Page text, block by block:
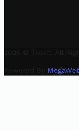
2025 © Trovit. All
Powered By